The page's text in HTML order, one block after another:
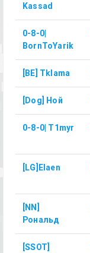
Kassad
0-8-0|
BornToYarik
[BE] Tklama
[Dog] Ной
0-8-0| T1myr
[LG]Elaen
[NN]
Рональд
[SSOT]